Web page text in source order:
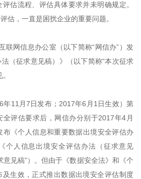
估流程、评估具体要求并未明确规定。
估，一直是困扰企业的重要问题。
联网信息办公室（以下简称“网信办”）发
（征求意见稿）》（以下简称“本次征求
年11月7日发布；2017年6月1日生效）第
评估要求后，网信办分别于2017年4月
布《个人信息和重要数据出境安全评估办
个人信息出境安全评估办法（征求意见
意见稿”）。但由于《数据安全法》和《个
及生效，正式推出数据出境安全评估制度